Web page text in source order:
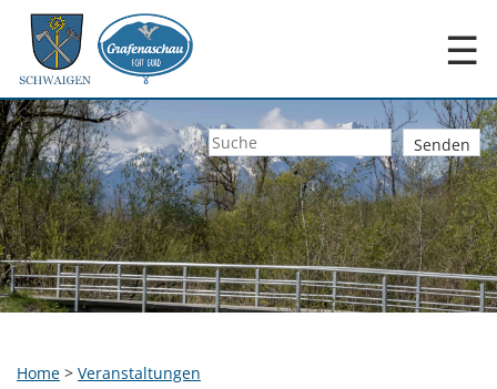
☰
Home > Veranstaltungen